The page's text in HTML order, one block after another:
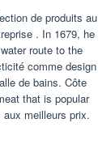
de produits au
. In 1679, he
route to the
comme design
de bains. Côte
that is popular
meilleurs prix.